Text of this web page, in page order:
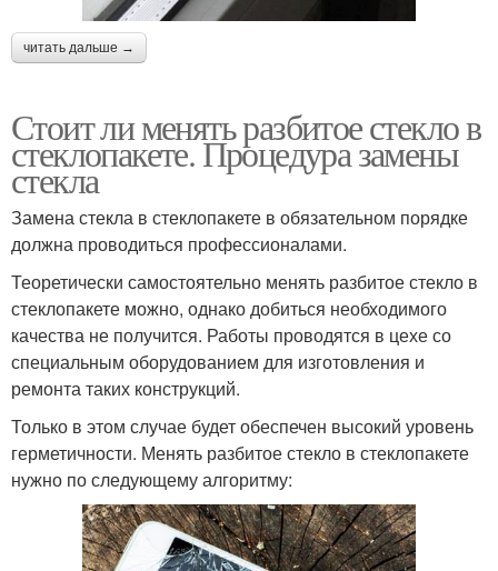
читать дальше →
Стоит ли менять разбитое стекло в
стеклопакете. Процедура замены
стекла
Замена стекла в стеклопакете в обязательном порядке
должна проводиться профессионалами.
Теоретически самостоятельно менять разбитое стекло в
стеклопакете можно, однако добиться необходимого
качества не получится. Работы проводятся в цехе со
специальным оборудованием для изготовления и
ремонта таких конструкций.
Только в этом случае будет обеспечен высокий уровень
герметичности. Менять разбитое стекло в стеклопакете
нужно по следующему алгоритму: